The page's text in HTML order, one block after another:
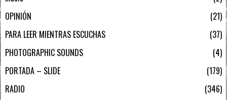
OPINIÓN
21
PARA LEER MIENTRAS ESCUCHAS
37
PHOTOGRAPHIC SOUNDS
4
PORTADA – SLIDE
179
RADIO
346